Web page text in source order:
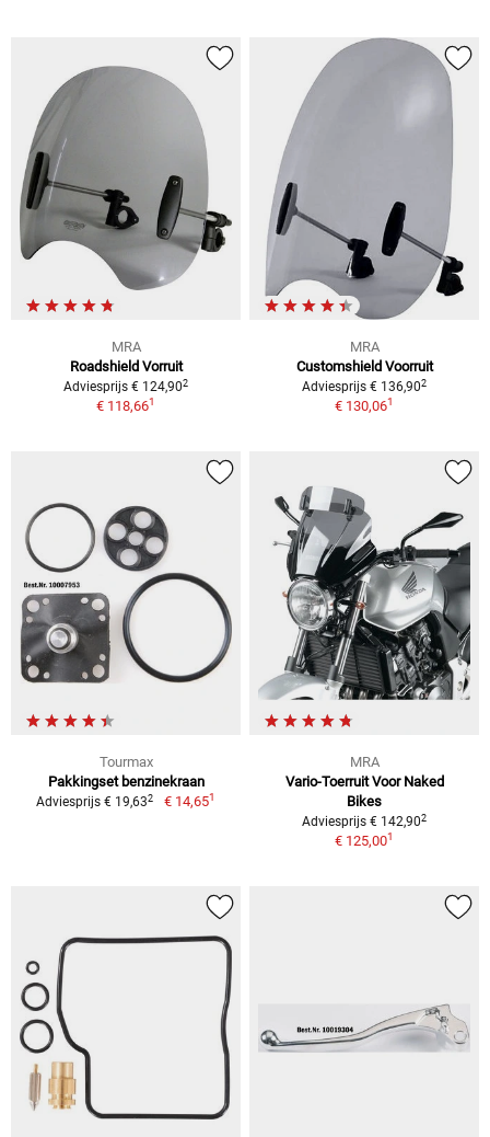
MRA
Roadshield Vorruit
Adviesprijs € 124,902
€ 118,661
MRA
Customshield Voorruit
Adviesprijs € 136,902
€ 130,061
Tourmax
Pakkingset benzinekraan
Adviesprijs € 19,632 € 14,651
MRA
Vario-Toerruit Voor Naked
Bikes
Adviesprijs € 142,902
€ 125,001